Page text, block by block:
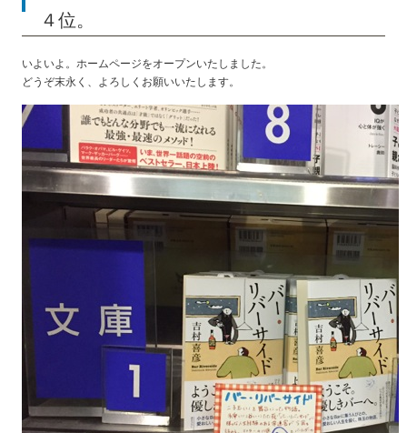
４位。
いよいよ。ホームページをオープンいたしました。
どうぞ末永く、よろしくお願いいたします。